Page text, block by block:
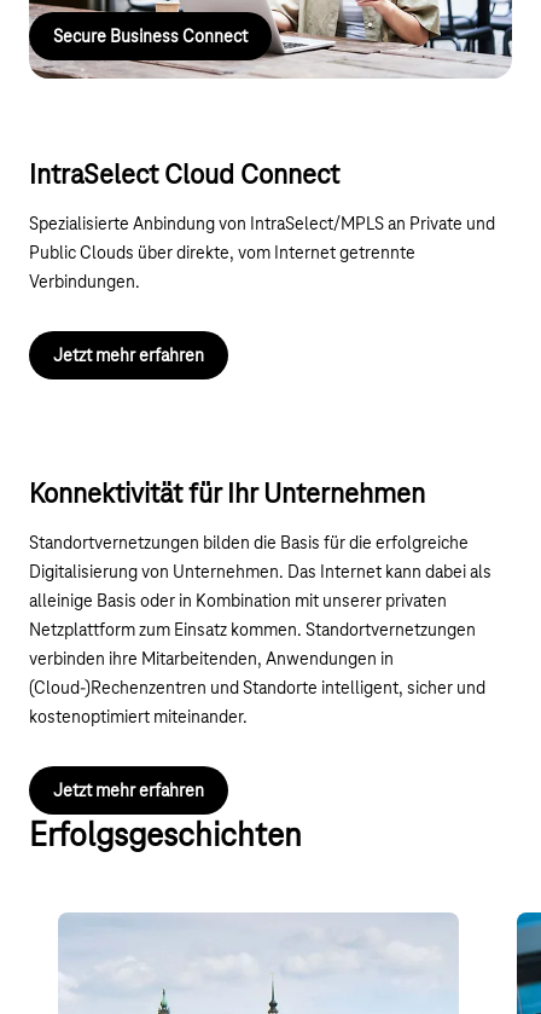
Secure Business Connect
IntraSelect Cloud Connect
Spezialisierte Anbindung von IntraSelect/MPLS an Private und
Public Clouds über direkte, vom Internet getrennte
Verbindungen.
Jetzt mehr erfahren
Konnektivität für Ihr Unternehmen
Standortvernetzungen bilden die Basis für die erfolgreiche
Digitalisierung von Unternehmen. Das Internet kann dabei als
alleinige Basis oder in Kombination mit unserer privaten
Netzplattform zum Einsatz kommen. Standortvernetzungen
verbinden ihre Mitarbeitenden, Anwendungen in
(Cloud-)Rechenzentren und Standorte intelligent, sicher und
kostenoptimiert miteinander.
Jetzt mehr erfahren
Erfolgsgeschichten
ITB-Dresden GmbH
Firmennetzwerk für acht Standorte in der Cloud: